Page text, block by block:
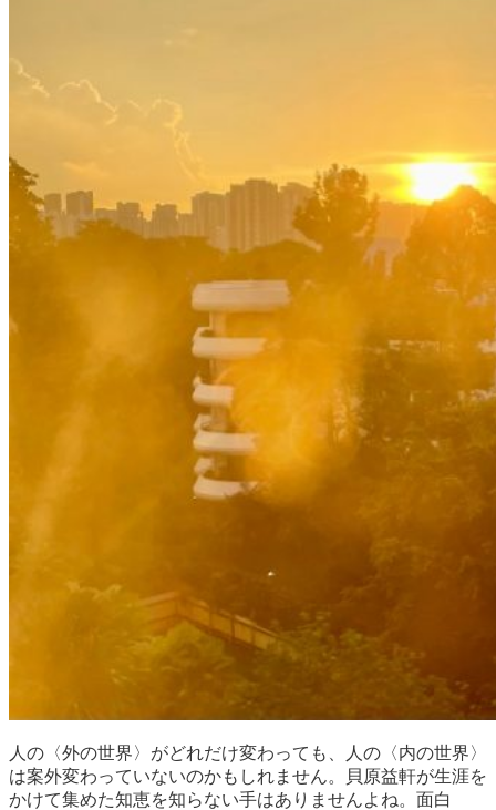
人の〈外の世界〉がどれだけ変わっても、人の〈内の世界〉
は案外変わっていないのかもしれません。貝原益軒が生涯を
かけて集めた知恵を知らない手はありませんよね。面白